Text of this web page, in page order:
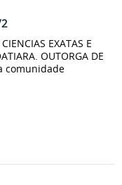
EXATAS E
OUTORGA DE
comunidade